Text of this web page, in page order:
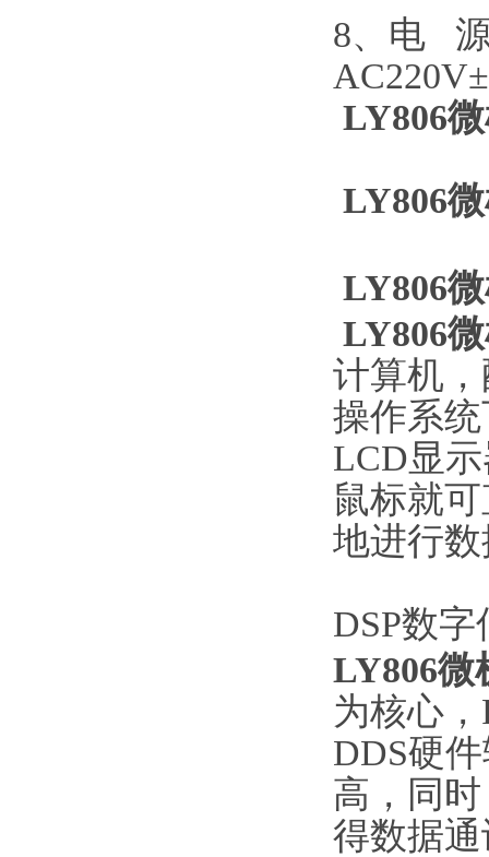
8、电
LY806
LY806
LY806
LY806
计算机，
操作系统
LCD显
鼠标就
地进行
DSP数
LY806微
为核心
DDS硬
高，同
得数据